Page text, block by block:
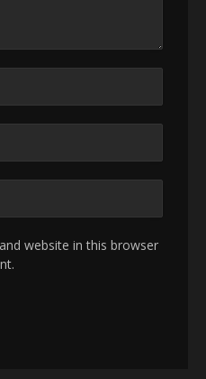
website in this browser